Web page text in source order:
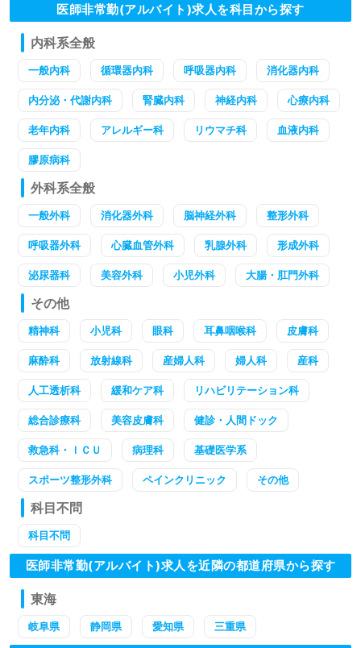
医師非常勤(アルバイト)求人を科目から探す
内科系全般
一般内科 循環器内科 呼吸器内科 消化器内科
内分泌・代謝内科 腎臓内科 神経内科 心療内科
老年内科 アレルギー科 リウマチ科 血液内科
膠原病科
外科系全般
一般外科 消化器外科 脳神経外科 整形外科
呼吸器外科 心臓血管外科 乳腺外科 形成外科
泌尿器科 美容外科 小児外科 大腸・肛門外科
その他
精神科 小児科 眼科 耳鼻咽喉科 皮膚科
麻酔科 放射線科 産婦人科 婦人科 産科
人工透析科 緩和ケア科 リハビリテーション科
総合診療科 美容皮膚科 健診・人間ドック
救急科・ＩＣＵ 病理科 基礎医学系
スポーツ整形外科 ペインクリニック その他
科目不問
科目不問
医師非常勤(アルバイト)求人を近隣の都道府県から探す
東海
岐阜県 静岡県 愛知県 三重県